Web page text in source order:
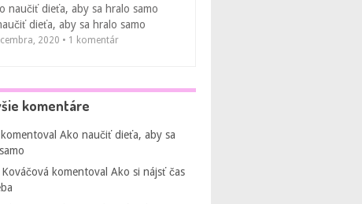
dieťa, aby sa hralo samo
2020 • 1 komentár
komentáre
komentoval Ako naučiť dieťa, aby sa
komentoval Ako si nájsť čas